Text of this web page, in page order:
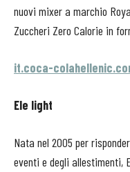
nuovi mixer a marchio
Zuccheri Zero Calorie in
it.coca-
Ele light
Nata nel 2005 per
eventi e degli allestimenti,